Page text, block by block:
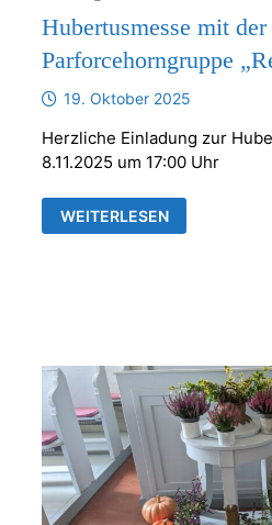
Hubertusmesse mit der
Parforcehorngruppe
19. Oktober 2025
Herzliche Einladung zur
8.11.2025 um 17:00 Uhr
HUBERTUSMESSE
MIT
WEITERLESEN